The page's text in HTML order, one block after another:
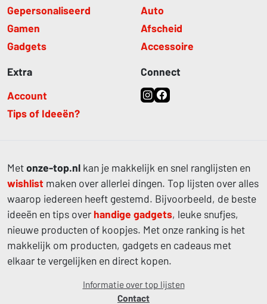
Gepersonaliseerd
Gamen
Gadgets
Auto
Afscheid
Accessoire
Extra
Account
Tips of Ideeën?
Connect
Metonze-top.nl kan je makkelijk en snel ranglijsten en
wishlist maken over allerlei dingen. Top lijsten over alles
waarop iedereen heeft gestemd. Bijvoorbeeld, de beste
ideeën en tips over handige gadgets, leuke snufjes,
nieuwe producten of koopjes. Met onze ranking is het
makkelijk om producten, gadgets en cadeaus met
elkaar te vergelijken en direct kopen.
Informatie over top lijsten
Contact